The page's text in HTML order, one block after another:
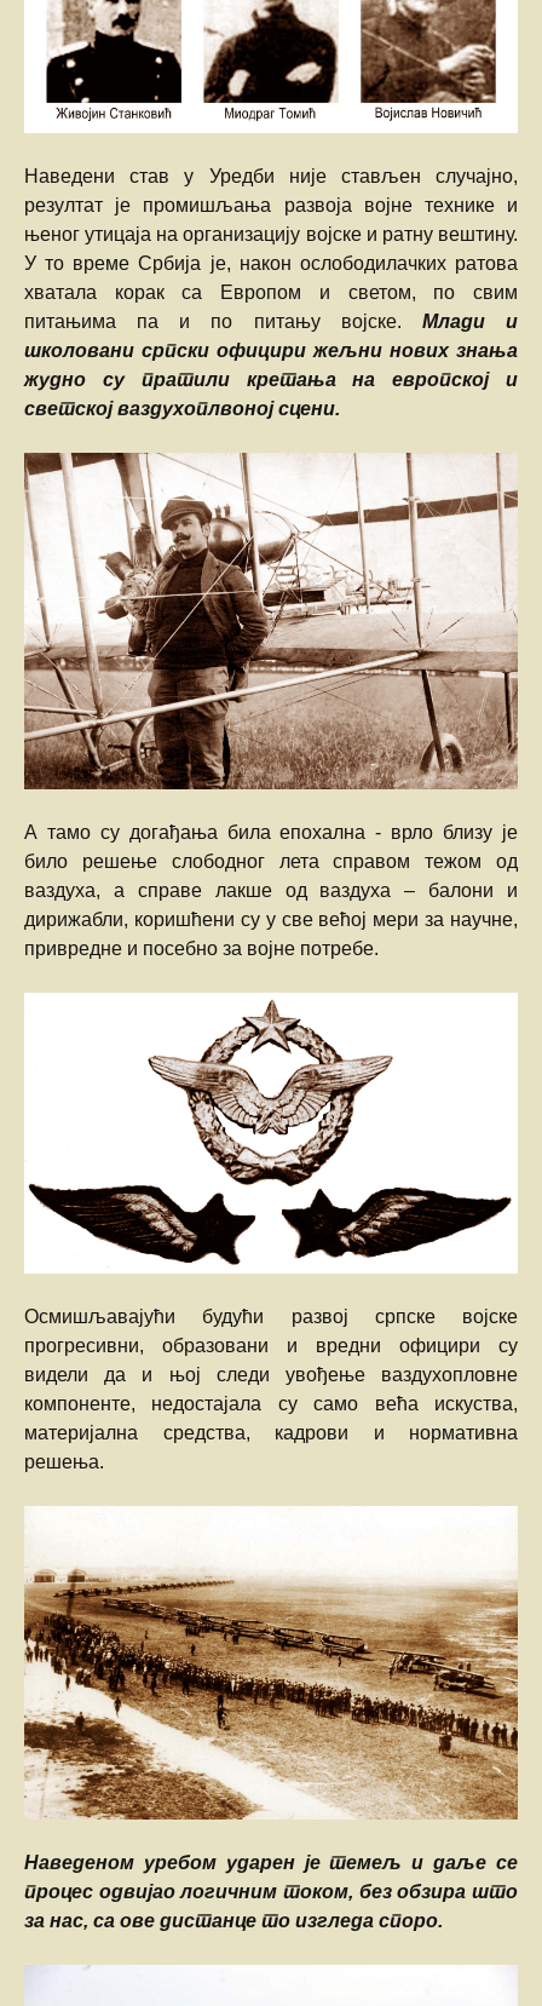
Наведени став у Уредби није стављен случајно,
резултат је промишљања развоја војне технике и
њеног утицаја на организацију војске и ратну вештину.
У то време Србија је, након ослободилачких ратова
хватала корак са Европом и светом, по свим
питањима па и по питању војске. Млади и
школовани српски официри жељни нових знања
жудно су пратили кретања на европској и
светској ваздухоплвоној сцени.
А тамо су догађања била епохална - врло близу је
било решење слободног лета справом тежом од
ваздуха, а справе лакше од ваздуха – балони и
дирижабли, коришћени су у све већој мери за научне,
привредне и посебно за војне потребе.
Осмишљавајући будући развој српске војске
прогресивни, образовани и вредни официри су
видели да и њој следи увођење ваздухопловне
компоненте, недостајала су само већа искуства,
материјална средства, кадрови и нормативна
решења.
Наведеном уребом ударен је темељ и даље се
процес одвијао логичним током, без обзира што
за нас, са ове дистанце то изгледа споро.